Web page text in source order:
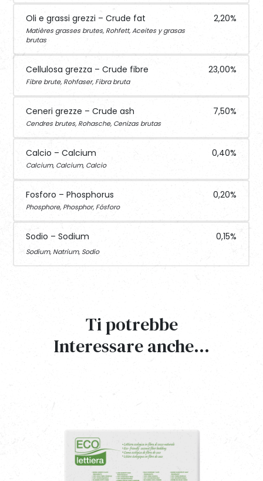
Oli e grassi grezzi – Crude fat
Matières grasses brutes, Rohfett, Aceites y grasas
brutas
2,20%
Cellulosa grezza – Crude fibre
Fibre brute, Rohfaser, Fibra bruta
23,00%
Ceneri grezze – Crude ash
Cendres brutes, Rohasche, Cenizas brutas
7,50%
Calcio – Calcium
Calcium, Calcium, Calcio
0,40%
Fosforo – Phosphorus
Phosphore, Phosphor, Fósforo
0,20%
Sodio – Sodium
Sodium, Natrium, Sodio
0,15%
Ti potrebbe
Interessare anche…